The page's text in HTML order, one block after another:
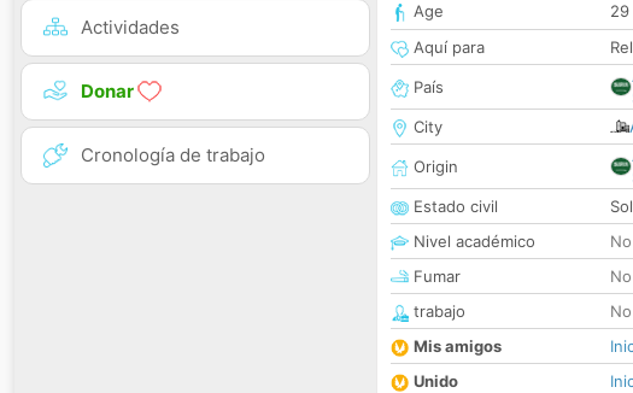
Actividades
Donar
Cronología de trabajo
Age
29
Aquí para
País
City
Origin
Estado civil
Nivel académico
Fumar
trabajo
Mis amigos
Unido